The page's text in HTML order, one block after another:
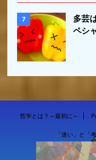
7
多芸
ペシ
哲学とは？～最初に～
「迷い」と「